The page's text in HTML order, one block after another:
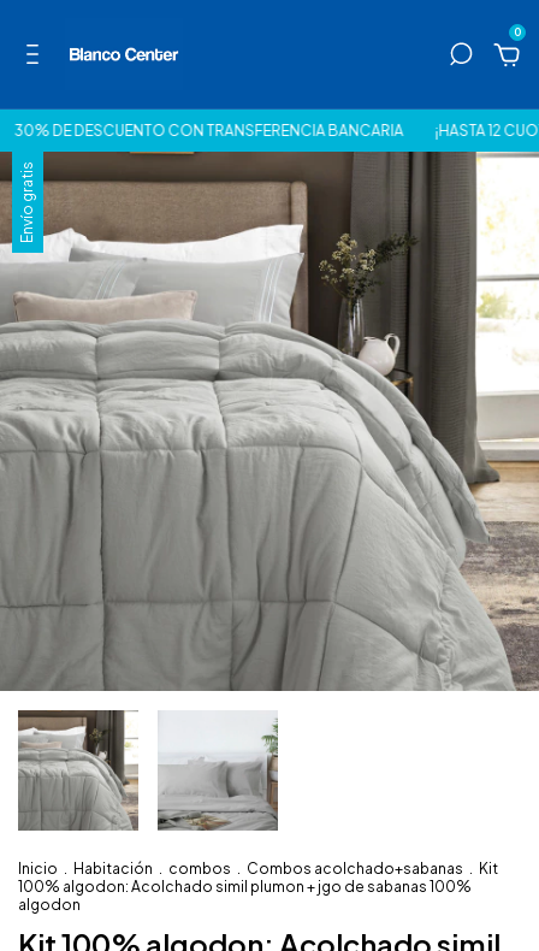
0
DE DESCUENTO CON TRANSFERENCIA BANCARIA ¡HASTA 12
Envío gratis
Inicio . Habitación . combos . Combos acolchado+sabanas . Kit
100% algodon: Acolchado simil plumon + jgo de sabanas 100%
algodon
Kit 100% algodon: Acolchado simil